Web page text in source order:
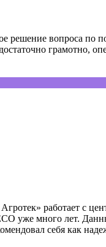
решение вопроса по
грамотно,
работает с
уже много лет.
себя как